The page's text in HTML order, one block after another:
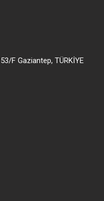
F Gaziantep, TÜRKİYE